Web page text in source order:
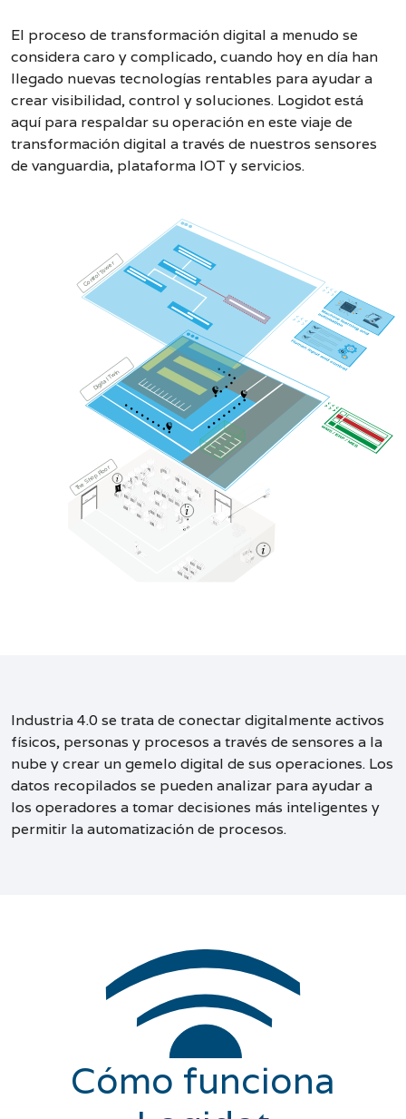
El proceso de transformación digital a menudo se
considera caro y complicado, cuando hoy en día han
llegado nuevas tecnologías rentables para ayudar a
crear visibilidad, control y soluciones. Logidot está
aquí para respaldar su operación en este viaje de
transformación digital a través de nuestros sensores
de vanguardia, plataforma IOT y servicios.
The Shop Floor
Digital Twin
Control Tower
Industria 4.0 se trata de conectar digitalmente activos
físicos, personas y procesos a través de sensores a la
nube y crear un gemelo digital de sus operaciones. Los
datos recopilados se pueden analizar para ayudar a
los operadores a tomar decisiones más inteligentes y
permitir la automatización de procesos.
Cómo funciona